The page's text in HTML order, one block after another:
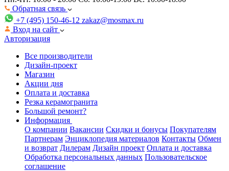
Обратная связь
+7 (495) 150-46-12 zakaz@mosmax.ru
Вход на сайт
Авторизация
Все производители
Дизайн-проект
Магазин
Акции дня
Оплата и доставка
Резка керамогранита
Большой ремонт?
Информация
О компании Вакансии Скидки и бонусы Покупателям
Партнерам Энциклопедия материалов Контакты Обмен
и возврат Дилерам Дизайн проект Оплата и доставка
Обработка персональных данных Пользовательское
соглашение